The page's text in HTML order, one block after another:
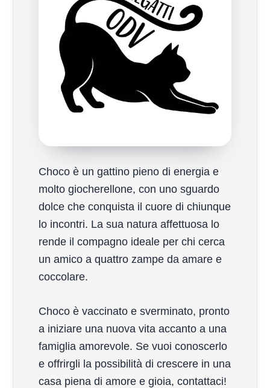
Choco è un gattino pieno di energia e
molto giocherellone, con uno sguardo
dolce che conquista il cuore di chiunque
lo incontri. La sua natura affettuosa lo
rende il compagno ideale per chi cerca
un amico a quattro zampe da amare e
coccolare.
Choco è vaccinato e sverminato, pronto
a iniziare una nuova vita accanto a una
famiglia amorevole. Se vuoi conoscerlo
e offrirgli la possibilità di crescere in una
casa piena di amore e gioia, contattaci!